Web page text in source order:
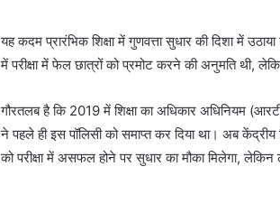
यह कदम प्रारंभिक शिक्षा में गुणवत्ता सुधार की दिशा में
में परीक्षा में फेल छात्रों को प्रमोट करने की अनुमति थी,
गौरतलब है कि 2019 में शिक्षा का अधिकार अधिनियम
ने पहले ही इस पॉलिसी को समाप्त कर दिया था। अब
को परीक्षा में असफल होने पर सुधार का मौका मिलेगा,